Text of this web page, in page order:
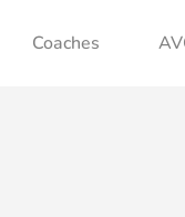
Coaches